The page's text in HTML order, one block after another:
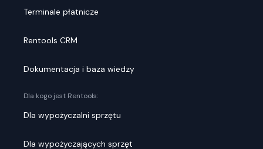
Terminale płatnicze
Rentools CRM
Dokumentacja i baza wiedzy
Dla kogo jest Rentools:
Dla wypożyczalni sprzętu
Dla wypożyczających sprzęt